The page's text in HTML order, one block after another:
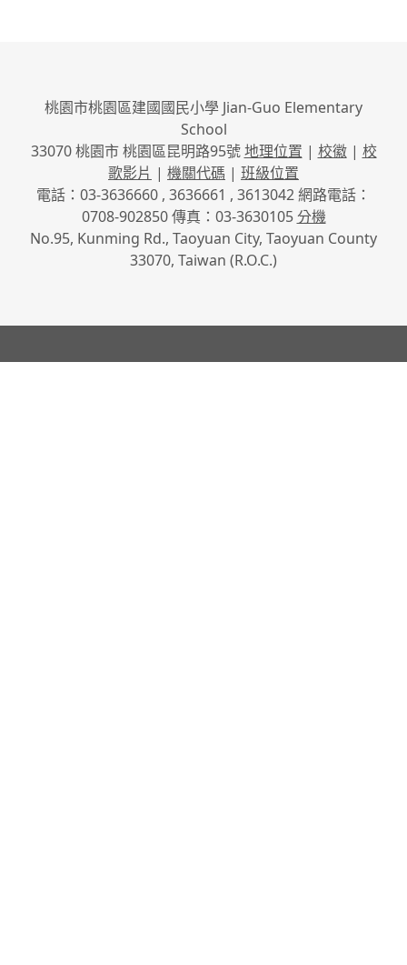
桃園市桃園區建國國民小學 Jian-Guo Elementary
School
33070 桃園市 桃園區昆明路95號地理位置 | 校徽| 校
歌影片 | 機關代碼 | 班級位置
電話：03-3636660 , 3636661 , 3613042 網路電話：
0708-902850 傳真：03-3630105分機
No.95, Kunming Rd., Taoyuan City, Taoyuan County
33070, Taiwan (R.O.C.)